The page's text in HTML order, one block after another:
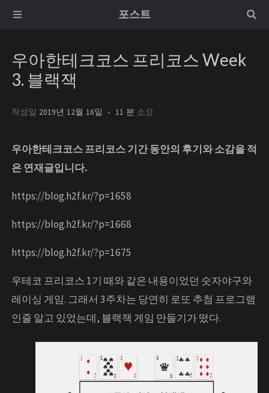
포스트
우아한테크코스 프리코스 Week
3. 블랙잭
작성일 2019년 12월 16일 11 분 소요
우아한테크코스 프리코스 기간 동안의 후기와 소감을 적
은 연재글입니다.
https://blog.h2f.kr/?p=1658
https://blog.h2f.kr/?p=1668
https://blog.h2f.kr/?p=1675
우테코 프리코스 1기 때와 같은 내용이었던 숫자야구와
레이싱 게임. 그래서 3주차는 당연히 로또 추첨 프로그램
인줄 알고 있었는데, 블랙잭 게임 만들기가 떴다.